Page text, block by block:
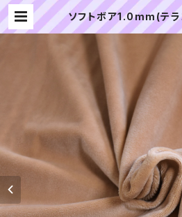
ソフトボア1.0mm(テ
ュ)SSB102 ぬいぐる
地 20cm | ぬいぐるみ
｜「ぬい」の布地・材料